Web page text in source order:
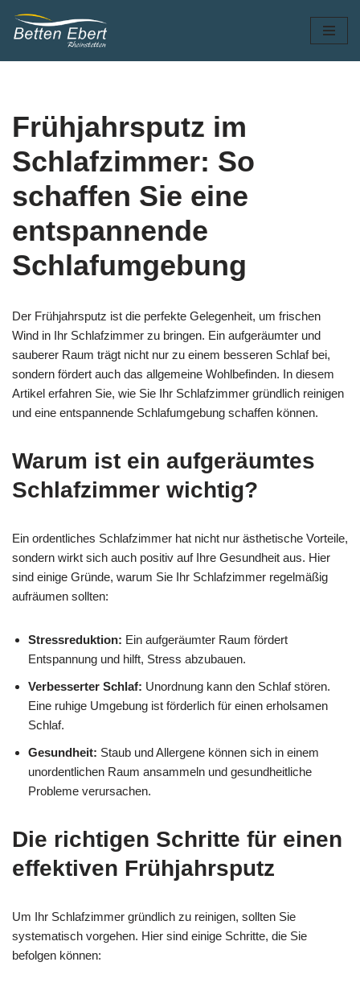
Zum
Inhalt
Frühjahrsputz im
Schlafzimmer: So
schaffen Sie eine
entspannende
Schlafumgebung
Der Frühjahrsputz ist die perfekte Gelegenheit, um frischen
Wind in Ihr Schlafzimmer zu bringen. Ein aufgeräumter und
sauberer Raum trägt nicht nur zu einem besseren Schlaf bei,
sondern fördert auch das allgemeine Wohlbefinden. In diesem
Artikel erfahren Sie, wie Sie Ihr Schlafzimmer gründlich reinigen
und eine entspannende Schlafumgebung schaffen können.
Warum ist ein aufgeräumtes
Schlafzimmer wichtig?
Ein ordentliches Schlafzimmer hat nicht nur ästhetische Vorteile,
sondern wirkt sich auch positiv auf Ihre Gesundheit aus. Hier
sind einige Gründe, warum Sie Ihr Schlafzimmer regelmäßig
aufräumen sollten:
Stressreduktion: Ein aufgeräumter Raum fördert
Entspannung und hilft, Stress abzubauen.
Verbesserter Schlaf: Unordnung kann den Schlaf stören.
Eine ruhige Umgebung ist förderlich für einen erholsamen
Schlaf.
Gesundheit: Staub und Allergene können sich in einem
unordentlichen Raum ansammeln und gesundheitliche
Probleme verursachen.
Die richtigen Schritte für einen
effektiven Frühjahrsputz
Um Ihr Schlafzimmer gründlich zu reinigen, sollten Sie
systematisch vorgehen. Hier sind einige Schritte, die Sie
befolgen können: